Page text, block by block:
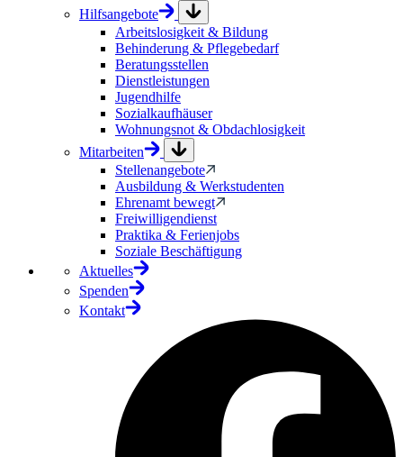
Hilfsangebote
Arbeitslosigkeit & Bildung
Behinderung & Pflegebedarf
Beratungsstellen
Dienstleistungen
Jugendhilfe
Sozialkaufhäuser
Wohnungsnot & Obdachlosigkeit
Mitarbeiten
Stellenangebote
Ausbildung & Werkstudenten
Ehrenamt bewegt
Freiwilligendienst
Praktika & Ferienjobs
Soziale Beschäftigung
Aktuelles
Spenden
Kontakt